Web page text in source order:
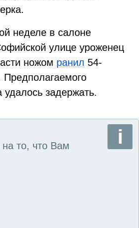
неделе в салоне
улице уроженец
ножом ранил 54-
Предполагаемого
задержать.
то, что Вам